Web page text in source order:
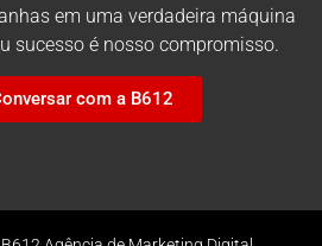
em uma verdadeira máquina
sucesso é nosso compromisso.
com a B612